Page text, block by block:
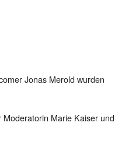
Jonas Merold wurden
Marie Kaiser und